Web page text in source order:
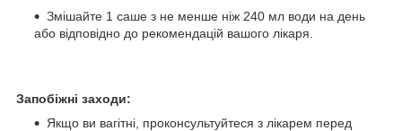
Змішайте 1 саше з не менше ніж 240 мл води на день
або відповідно до рекомендацій вашого лікаря.
Запобіжні заходи:
Якщо ви вагітні, проконсультуйтеся з лікарем перед